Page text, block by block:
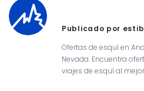
Publicado por
Ofertas de esquí en
Nevada. Encuentra
viajes de esquí al